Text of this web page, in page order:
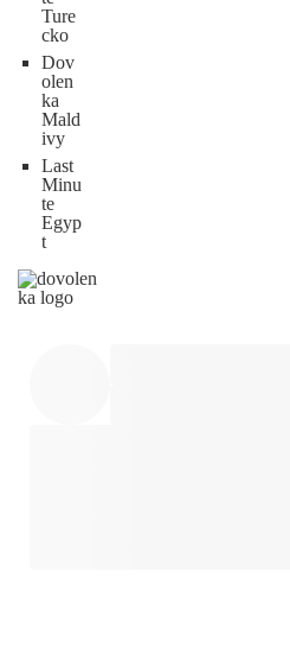
Ture
cko
Dov
olen
ka
Mald
ivy
Last
Minu
te
Egyp
t